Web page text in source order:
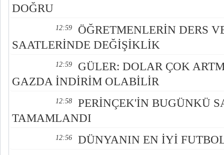
DOĞRU
12:59
ÖĞRETMENLERİN DERS
SAATLERİNDE DEĞİŞİKLİK
12:59
GÜLER: DOLAR ÇOK
GAZDA İNDİRİM OLABİLİR
12:58
PERİNÇEK'İN BUGÜNKÜ
TAMAMLANDI
12:56 DÜNYANIN EN İYİ